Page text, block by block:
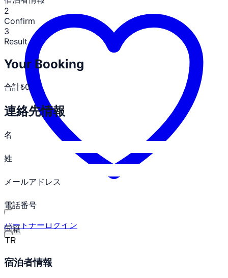
パートナーログイン
2
Confirm
3
Result
Your Booking
合計₺0
連絡先情報
名
姓
メールアドレス
電話番号
国籍
宿泊者情報